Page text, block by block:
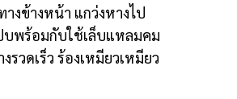
งข้างหน้า แกว่งหางไป
บพร้อมกับใช้เล็บแหลมคม
วดเร็ว ร้องเหมียวเหมียว